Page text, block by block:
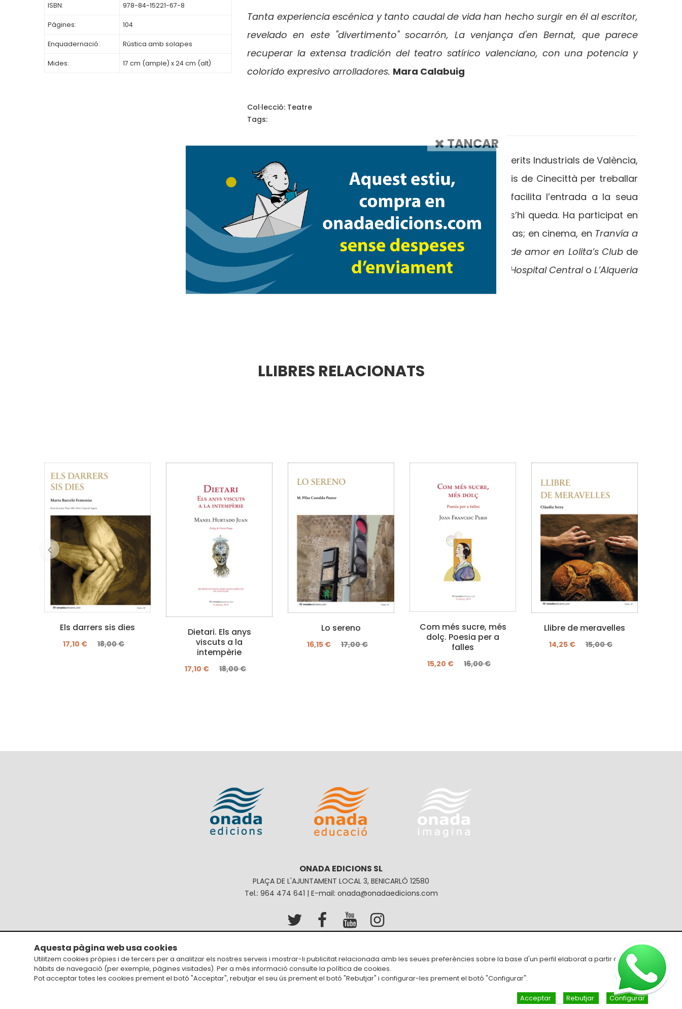
ISBN: 978-84-15221-67-8
Pàgines: 104
Enquadernació: Rústica amb solapes
Mides: 17 cm (ample) x 24 cm (alt)
Tanta experiencia escénica y tanto caudal de vida han hecho surgir en él al escritor,
revelado en este "divertimento" socarrón, La venjança d'en Bernat, que parece
recuperar la extensa tradición del teatro satírico valenciano, con una potencia y
colorido expresivo arrolladores. Mara Calabuig
Col·lecció: Teatre
Tags:
Joan Molina
, després de cursar els estudis a l’Escola de Perits Industrials de València,
troba faena a Itàlia. Amb el temps es trasllada als estudis de Cinecittà per treballar
com a il·luminador. Allí coneix Vittorio Gassman, qui li facilita l’entrada a la seua
escola, on assistirà durant dos anys. Torna a València i s’hi queda. Ha participat en
obres de teatre comLa marquesa Rosalinda d’Alfredo Arias; en cinema, en Tranvía a
la Malvarrosa
de José Luis García Sánchez oCanciones de amor en Lolita’s Club de
Vicente Aranda; i en televisió, ha participat en sèries com
Hospital Central oL’Alqueria
Blanca,
LLIBRES RELACIONATS
Els darrers sis dies
17,10 € 18,00 €
Dietari. Els anys
viscuts a la
intempèrie
17,10 € 18,00 €
Lo sereno
16,15 € 17,00 €
Com més sucre, més
dolç. Poesia per a
falles
15,20 € 16,00 €
Llibre de meravelles
14,25 € 15,00 €
ONADA EDICIONS SL
PLAÇA DE L'AJUNTAMENT LOCAL 3, BENICARLÓ 12580
Tel.: 964 474 641 | E-mail: onada@onadaedicions.com
Avís legal
TANCAR
Aquesta pàgina web usa cookies
Utilitzem cookies pròpies i de tercers per a analitzar els nostres serveis i mostrar-li publicitat relacionada amb les seues preferències sobre la base d'un perfil elaborat a partir dels seus
hàbits de navegació (per exemple, pàgines visitades). Per a més informació consulte lapolítica de cookies.
Pot acceptar totes les cookies prement el botó "Acceptar", rebutjar el seu ús prement el botó "Rebutjar" i configurar-les prement el botó "Configurar".
Acceptar Rebutjar Configurar